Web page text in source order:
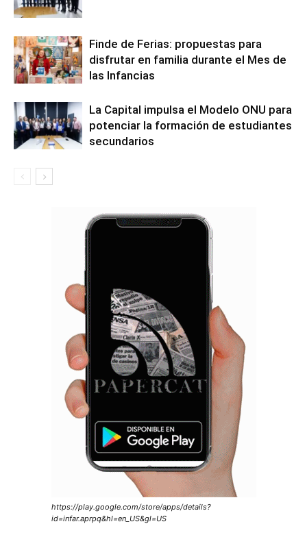
Finde de Ferias: propuestas para
disfrutar en familia durante el Mes de
las Infancias
La Capital impulsa el Modelo ONU para
potenciar la formación de estudiantes
secundarios
https://play.google.com/store/apps/details?
id=infar.aprpq&hl=en_US&gl=US